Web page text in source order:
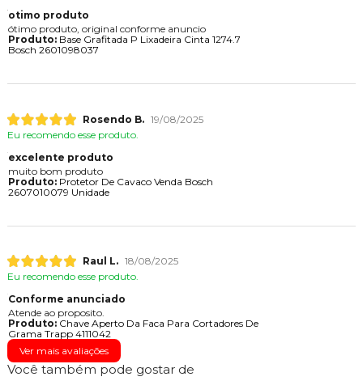
otimo produto
ótimo produto, original conforme anuncio
Produto:Base Grafitada P Lixadeira Cinta 1274.7
Bosch 2601098037
Rosendo B. 19/08/2025
Eu recomendo esse produto.
excelente produto
muito bom produto
Produto:Protetor De Cavaco Venda Bosch
2607010079 Unidade
Raul L. 18/08/2025
Eu recomendo esse produto.
Conforme anunciado
Atende ao proposito.
Produto:Chave Aperto Da Faca Para Cortadores De
Grama Trapp 4111042
Ver mais avaliações
Você também pode gostar de